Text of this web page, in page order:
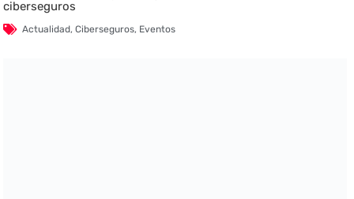
ciberseguros
Actualidad,Ciberseguros, Eventos